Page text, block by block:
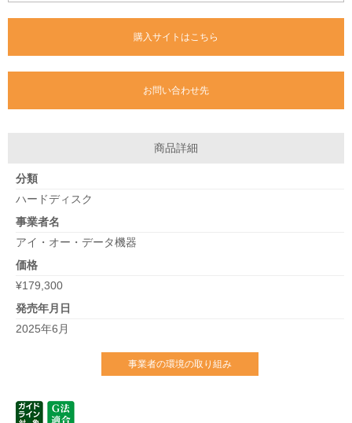
購入サイトはこちら
お問い合わせ先
商品詳細
分類
ハードディスク
事業者名
アイ・オー・データ機器
価格
¥179,300
発売年月日
2025年6月
事業者の環境の取り組み